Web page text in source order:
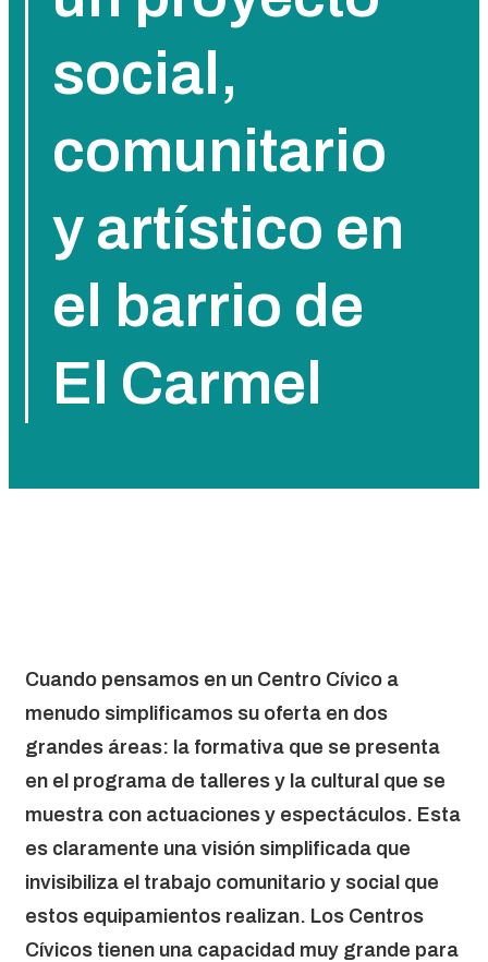
social,
comunitario
y artístico en
el barrio de
El Carmel
Cuando pensamos en un Centro Cívico a
menudo simplificamos su oferta en dos
grandes áreas: la formativa que se presenta
en el programa de talleres y la cultural que se
muestra con actuaciones y espectáculos. Esta
es claramente una visión simplificada que
invisibiliza el trabajo comunitario y social que
estos equipamientos realizan. Los Centros
Cívicos tienen una capacidad muy grande para